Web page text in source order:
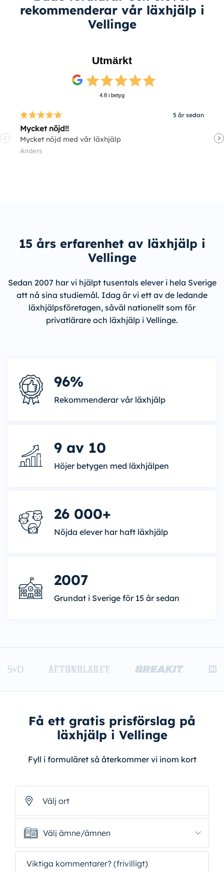
rekommenderar vår läxhjälp i
Vellinge
Utmärkt
4.8 i betyg
5 år sedan
Mycket nöjd!!
Mycket nöjd med vår läxhjälp
Anders
15 års erfarenhet av läxhjälp i
Vellinge
Sedan 2007 har vi hjälpt tusentals elever i hela Sverige
att nå sina studiemål. Idag är vi ett av de ledande
läxhjälpsföretagen, såväl nationellt som för
privatlärare och läxhjälp i Vellinge.
96%
Rekommenderar vår läxhjälp
9 av 10
Höjer betygen med läxhjälpen
26 000+
Nöjda elever har haft läxhjälp
2007
Grundat i Sverige för 15 år sedan
Få ett gratis prisförslag på
läxhjälp i Vellinge
Fyll i formuläret så återkommer vi inom kort
Välj ort
Välj ämne/ämnen
Välj ämne/ämnen
Viktiga kommentarer? (frivilligt)